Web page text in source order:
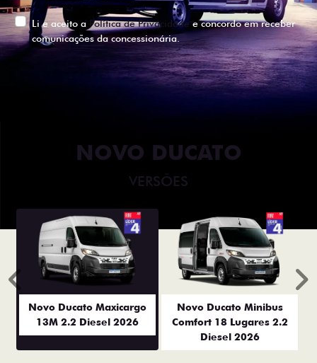
Li e aceito a Política de Privacidadee concordo em receber
comunicações da concessionária.
ENTRAR EM CONTATO
NOVO DUCATO
VERSÕES
Novo Ducato Maxicargo
13M 2.2 Diesel 2026
Novo Ducato Minibus
Comfort 18 Lugares 2.2
Diesel 2026
Anterior